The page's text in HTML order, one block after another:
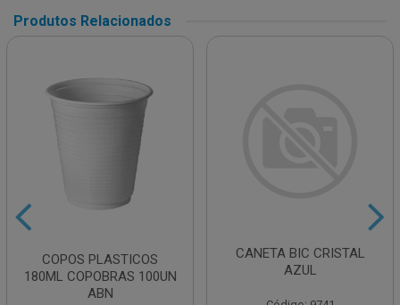
Produtos Relacionados
COPOS PLASTICOS
180ML COPOBRAS 100UN
ABN
CANETA BIC CRISTAL
AZUL